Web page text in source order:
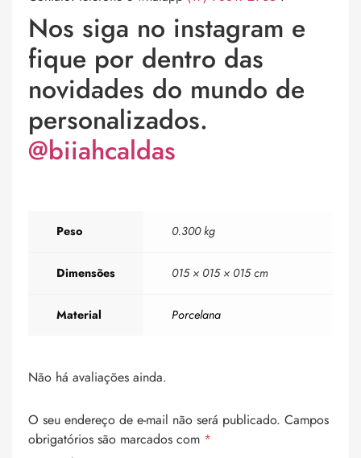
Nos siga no instagram e
fique por dentro das
novidades do mundo de
personalizados.
@biiahcaldas
Peso 0.300 kg
Dimensões 015 × 015 × 015 cm
Material Porcelana
Não há avaliações ainda.
O seu endereço de e-mail não será publicado. Campos
obrigatórios são marcados com *